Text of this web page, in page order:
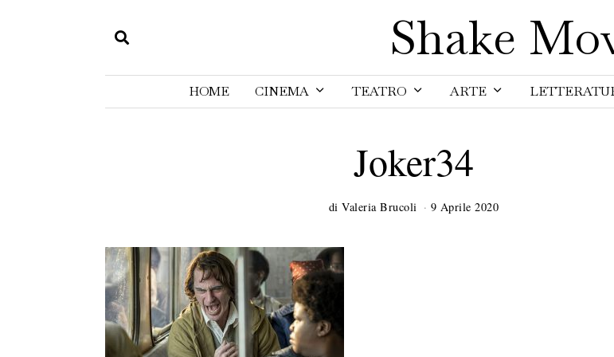
Shake
HOME CINEMA TEATRO ARTE
Joker34
diValeria Brucoli 9 Aprile 2020